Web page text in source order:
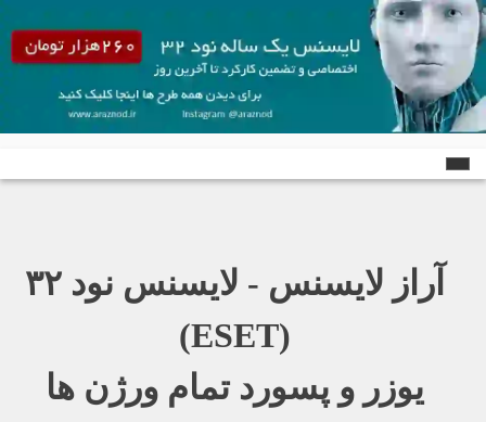
آراز لایسنس - لایسنس نود ٣٢
(ESET)
یوزر و پسورد تمام ورژن ها